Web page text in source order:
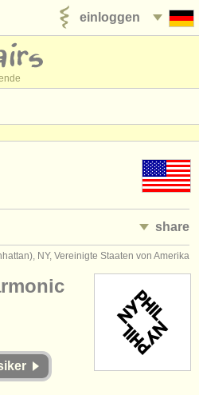
einloggen
share
NY, Vereinigte Staaten von Amerika